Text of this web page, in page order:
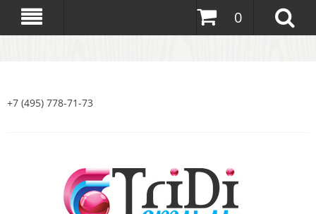
0
+7 (495) 778-71-73